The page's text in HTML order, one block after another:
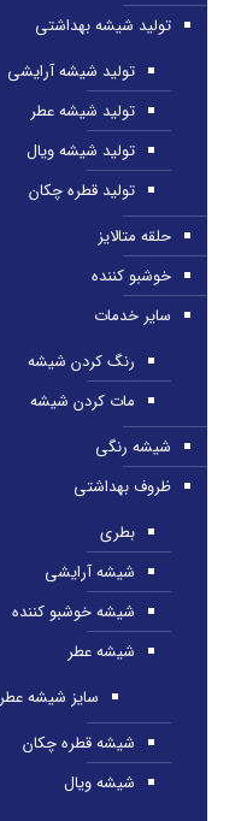
تولید شیشه بهداشتی
تولید شیشه آرایشی
تولید شیشه عطر
تولید شیشه ویال
تولید قطره چکان
حلقه متالایز
خوشبو کننده
سایر خدمات
رنگ کردن شیشه
مات کردن شیشه
شیشه رنگی
ظروف بهداشتی
بطری
شیشه آرایشی
شیشه خوشبو کننده
شیشه عطر
سایز شیشه عطر
شیشه قطره چکان
شیشه ویال